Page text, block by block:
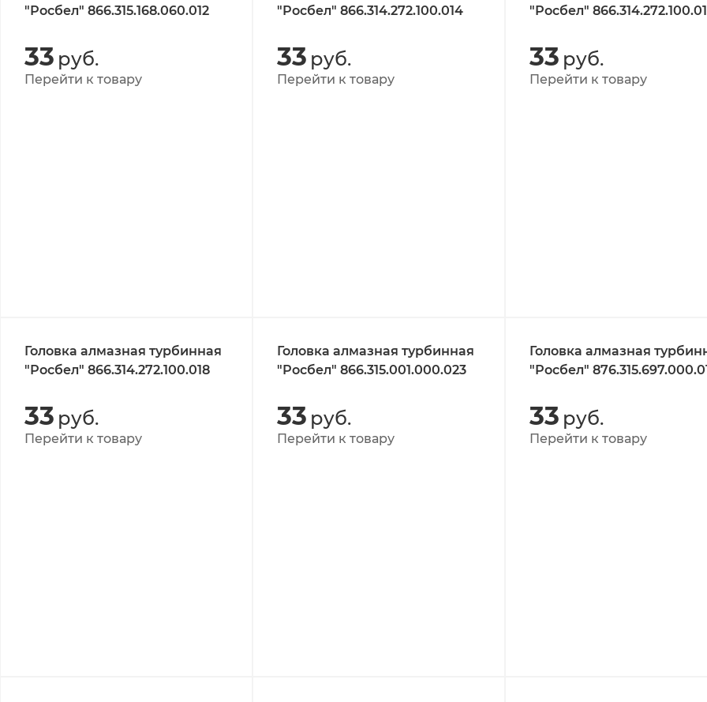
"Росбел" 866.315.168.060.012
33 руб.
Перейти к товару
"Росбел" 866.314.272.100.014
33 руб.
Перейти к товару
"Росбел"
33 руб.
Перейти к товару
Головка алмазная турбинная
"Росбел" 866.314.272.100.018
33 руб.
Перейти к товару
Головка алмазная турбинная
"Росбел" 866.315.001.000.023
33 руб.
Перейти к товару
Головка алмазная
"Росбел"
33 руб.
Перейти к товару